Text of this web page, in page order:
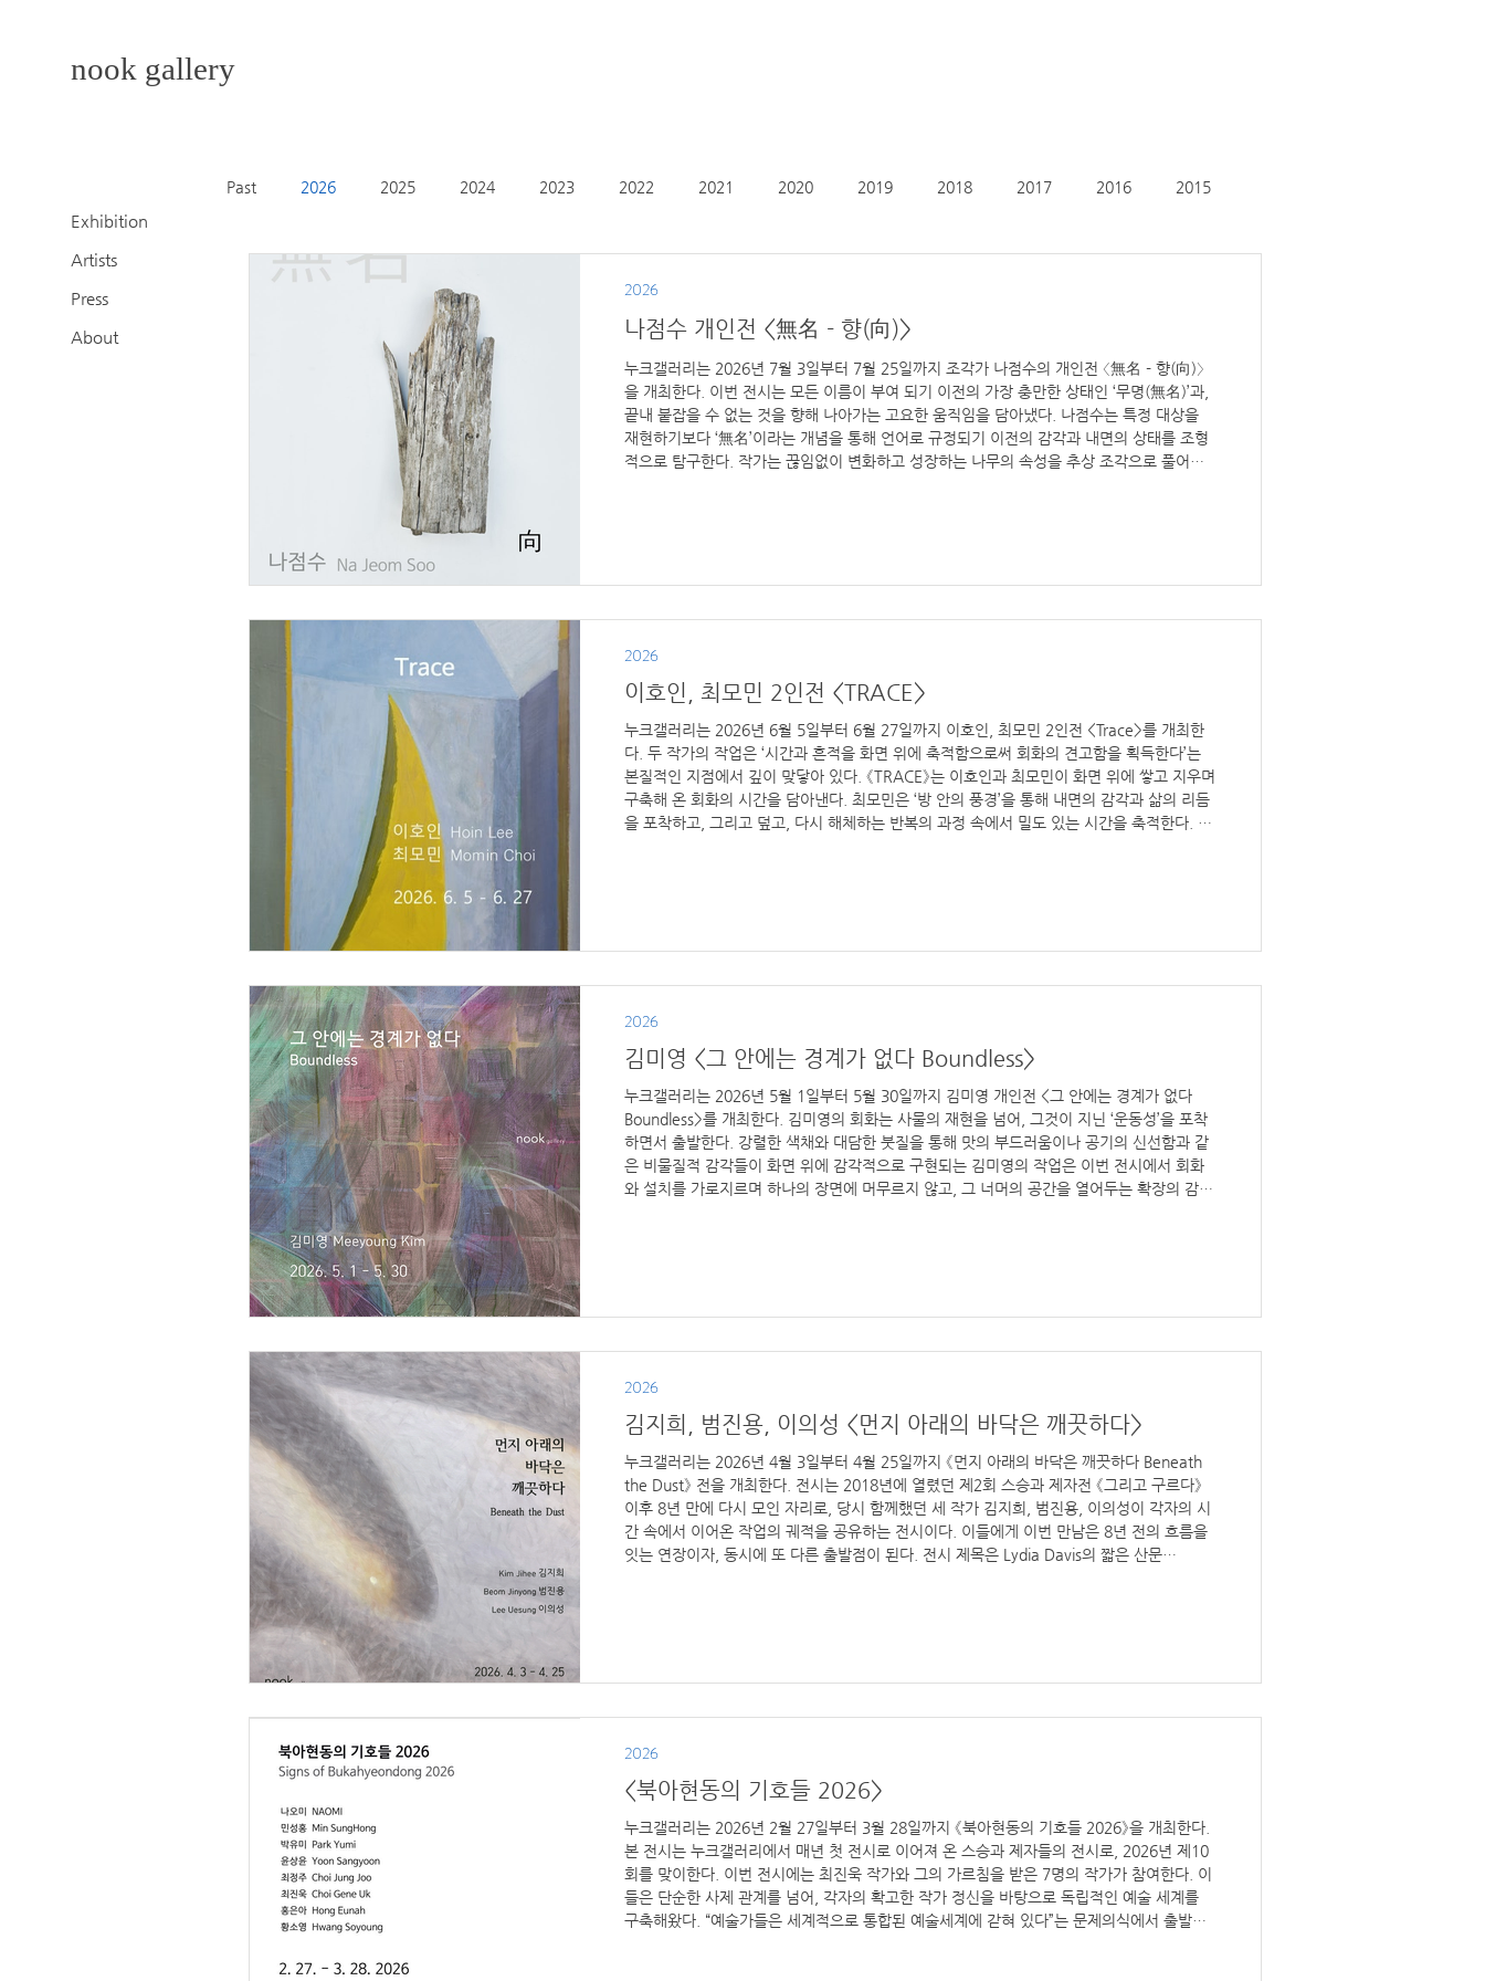
Exhibition
Artists
Press
About
nook gallery
Past 2026 2025 2024 2023 2022 2021 2020 2019 2018 2017 2016 2015
2014 2013
나점수 개인전 <無名 - 향(向)>
누크갤러리는 2026년 7월 3일부터 7월 25일까지 조각가 나점수의 개인전 〈無名 - 향(向)〉
을 개최한다. 이번 전시는 모든 이름이 부여 되기 이전의 가장 충만한 상태인 ‘무명(無名)’과,
끝내 붙잡을 수 없는 것을 향해 나아가는 고요한 움직임을 담아냈다. 나점수는 특정 대상을
재현하기보다 ‘無名’이라는 개념을 통해 언어로 규정되기 이전의 감각과 내면의 상태를 조형
적으로 탐구한다. 작가는 끊임없이 변화하고 성장하는 나무의 속성을 추상 조각으로 풀어내
2026
이호인, 최모민 2인전 <TRACE>
누크갤러리는 2026년 6월 5일부터 6월 27일까지 이호인, 최모민 2인전 <Trace>를 개최한
다. 두 작가의 작업은 ‘시간과 흔적을 화면 위에 축적함으로써 회화의 견고함을 획득한다’는
본질적인 지점에서 깊이 맞닿아 있다. 《TRACE》는 이호인과 최모민이 화면 위에 쌓고 지우며
구축해 온 회화의 시간을 담아낸다. 최모민은 ‘방 안의 풍경’을 통해 내면의 감각과 삶의 리듬
을 포착하고, 그리고 덮고, 다시 해체하는 반복의 과정 속에서 밀도 있는 시간을 축적한다. 이
2026
김미영 <그 안에는 경계가 없다 Boundless>
누크갤러리는 2026년 5월 1일부터 5월 30일까지 김미영 개인전 <그 안에는 경계가 없다
Boundless>를 개최한다. 김미영의 회화는 사물의 재현을 넘어, 그것이 지닌 ‘운동성’을 포착
하면서 출발한다. 강렬한 색채와 대담한 붓질을 통해 맛의 부드러움이나 공기의 신선함과 같
은 비물질적 감각들이 화면 위에 감각적으로 구현되는 김미영의 작업은 이번 전시에서 회화
와 설치를 가로지르며 하나의 장면에 머무르지 않고, 그 너머의 공간을 열어두는 확장의 감각
2026
김지희, 범진용, 이의성 <먼지 아래의 바닥은 깨끗하다>
누크갤러리는 2026년 4월 3일부터 4월 25일까지 《먼지 아래의 바닥은 깨끗하다 Beneath
the Dust》 전을 개최한다. 전시는 2018년에 열렸던 제2회 스승과 제자전 《그리고 구르다》
이후 8년 만에 다시 모인 자리로, 당시 함께했던 세 작가 김지희, 범진용, 이의성이 각자의 시
간 속에서 이어온 작업의 궤적을 공유하는 전시이다. 이들에게 이번 만남은 8년 전의 흐름을
잇는 연장이자, 동시에 또 다른 출발점이 된다. 전시 제목은 Lydia Davis의 짧은 산문
2026
<북아현동의 기호들 2026>
누크갤러리는 2026년 2월 27일부터 3월 28일까지 《북아현동의 기호들 2026》을 개최한다.
본 전시는 누크갤러리에서 매년 첫 전시로 이어져 온 스승과 제자들의 전시로, 2026년 제10
회를 맞이한다. 이번 전시에는 최진욱 작가와 그의 가르침을 받은 7명의 작가가 참여한다. 이
들은 단순한 사제 관계를 넘어, 각자의 확고한 작가 정신을 바탕으로 독립적인 예술 세계를
구축해왔다. “예술가들은 세계적으로 통합된 예술세계에 갇혀 있다”는 문제의식에서 출발한
2026